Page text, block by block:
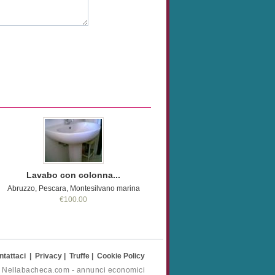
Lavabo con colonna...
Abruzzo, Pescara, Montesilvano marina
€100.00
Privacy Truffe
Cookie Policy
- annunci economici